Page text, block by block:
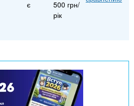
є
500 грн/
рік